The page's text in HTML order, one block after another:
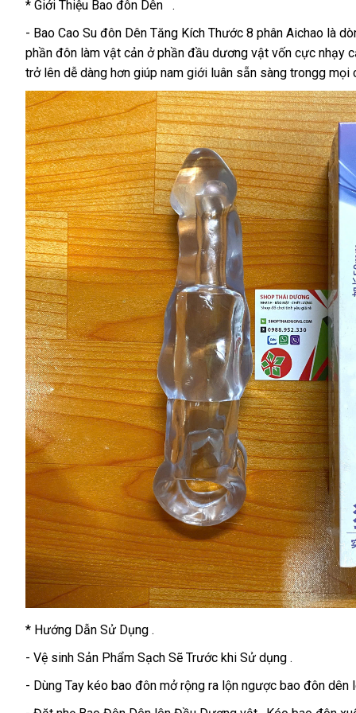
* Giới Thiệu Bao đôn Dên .
- Bao Cao Su đôn Dên Tăng Kích Thước 8 phân Aichao là
phần đôn làm vật cản ở phần đầu dương vật vốn cực nhạy
trở lên dễ dàng hơn giúp nam giới luân sẵn sàng trongg mọi
* Hướng Dẫn Sử Dụng .
- Vệ sinh Sản Phẩm Sạch Sẽ Trước khi Sử dụng .
- Dùng Tay kéo bao đôn mở rộng ra lộn ngược bao đôn dên